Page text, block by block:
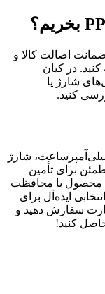
اصالت کالا و
در کیان
شارژ یا
کنید.
ظرفیت 10000 میلی‌آمپرساعت، شارژ
برای تأمین
محصول با محافظت
ایده‌آل برای
سفارش دهید و
کنید!